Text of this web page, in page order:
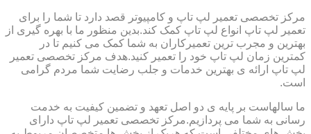
مرکز تخصصی تعمیر لپ تاپ و کامپیوتر قصد دارد تا شما را برای
تعمیر لپ تاپ انواع لپ تاپ کمک کند.بدین منظور ما با بهره گیری از
بهترین و مجرب ترین تعمیرکاران به شما کمک می کنیم تا در
کمترین زمان لپ تاپ خود را تعمیر کنید.هدف مرکز تخصصی تعمیر
لپ تاپ ارائه ی بهترین خدمات و جلب رضایت شما مردم گرامی
است.
ما سالهاست بر پایه ی دو اصل تعهد و تضمین کیفیت به خدمت
رسانی به شما می پردازیم.مرکز تخصصی تعمیر لپ تاپ دارای